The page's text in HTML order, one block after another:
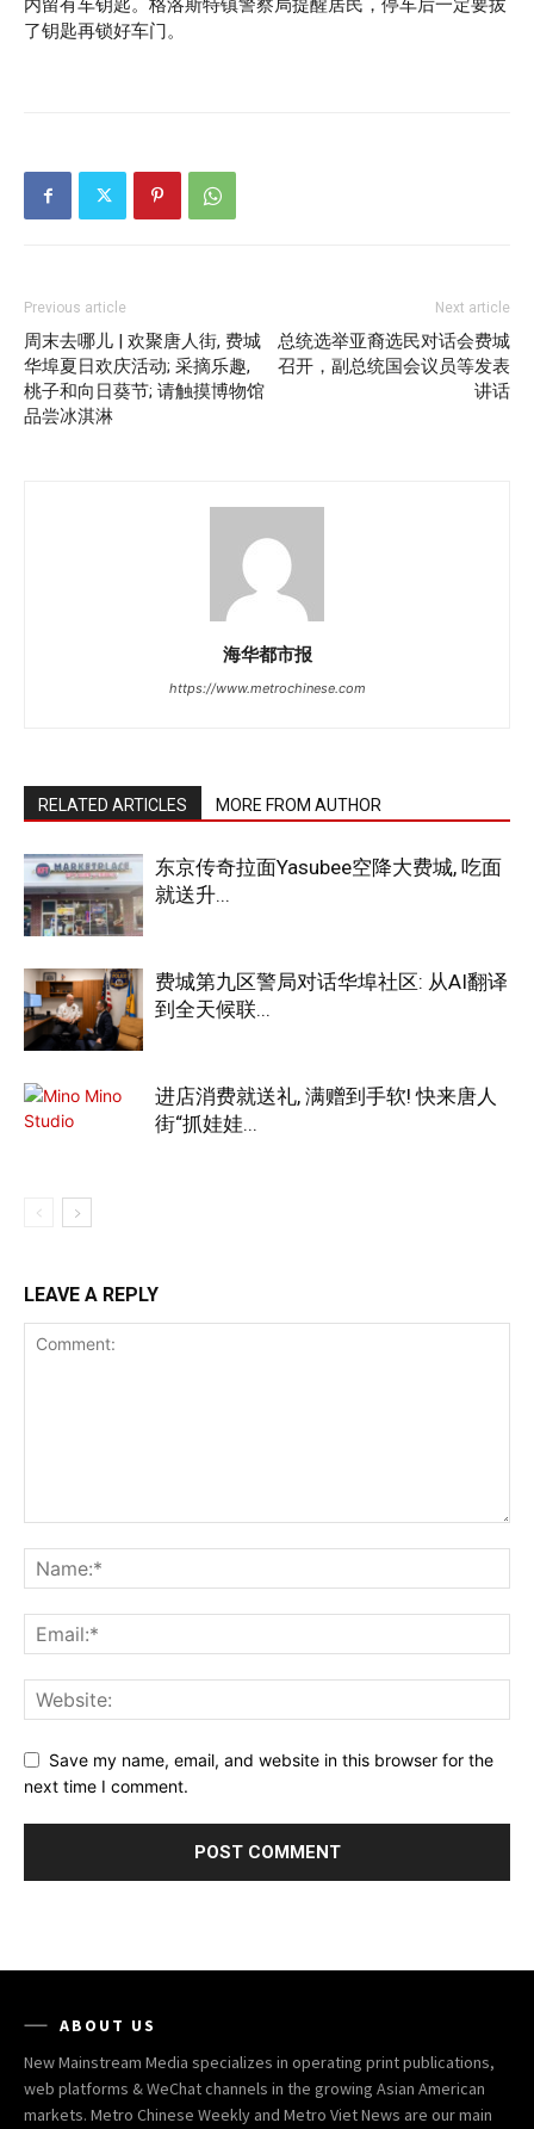
了钥匙再锁好车门。
Previous article
周末去哪儿 | 欢聚唐人街, 费城
华埠夏日欢庆活动; 采摘乐趣,
桃子和向日葵节; 请触摸博物馆
品尝冰淇淋
Next article
总统选举亚裔选民对话会费城
召开，副总统国会议员等发表
讲话
海华都市报
https://www.metrochinese.com
RELATED ARTICLES MORE FROM AUTHOR
东京传奇拉面Yasubee空降大费城, 吃面
就送升...
费城第九区警局对话华埠社区: 从AI翻译
到全天候联...
进店消费就送礼, 满赠到手软! 快来唐人
街“抓娃娃...
LEAVE A REPLY
Save my name, email, and website in this browser for the
next time I comment.
ABOUT US
New Mainstream Media specializes in operating print publications,
web platforms & WeChat channels in the growing Asian American
markets. Metro Chinese Weekly and Metro Viet News are our main